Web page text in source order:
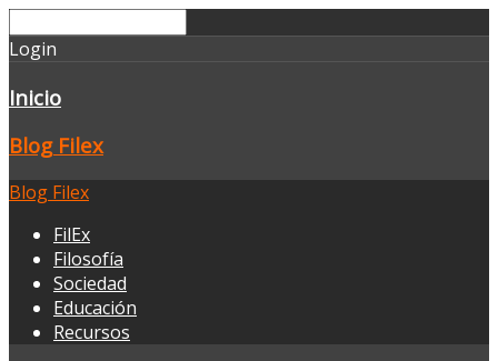
Login
Inicio
Blog Filex
Blog Filex
FilEx
Filosofía
Sociedad
Educación
Recursos